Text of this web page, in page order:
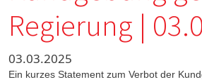
Regierung |
03.03.2025
Ein kurzes Statement zum Verbot der